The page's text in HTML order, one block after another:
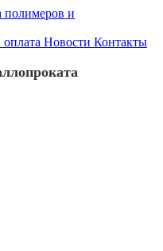
Новости Контакты